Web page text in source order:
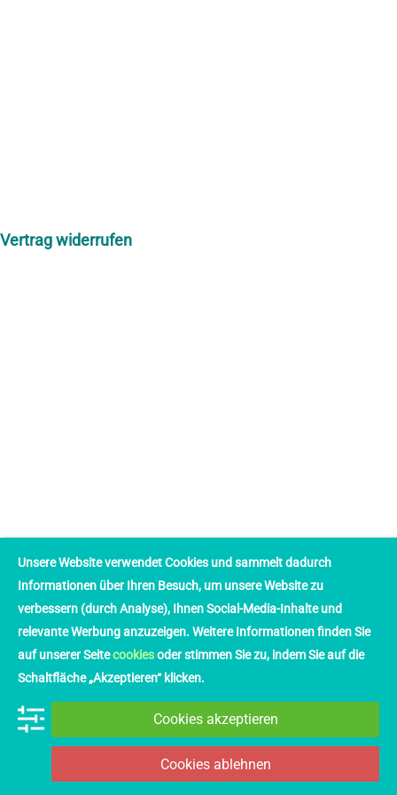
Vertrag widerrufen
Unsere Website verwendet Cookies und sammelt dadurch
Informationen über Ihren Besuch, um unsere Website zu
verbessern (durch Analyse), Ihnen Social-Media-Inhalte und
relevante Werbung anzuzeigen. Weitere Informationen finden Sie
auf unserer Seitecookiesoder stimmen Sie zu, indem Sie auf die
Schaltfläche „Akzeptieren“ klicken.
Cookies akzeptieren
Cookies ablehnen